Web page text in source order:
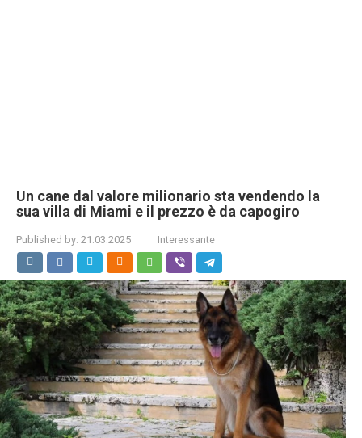
Un cane dal valore milionario sta vendendo la
sua villa di Miami e il prezzo è da capogiro
Published by: 21.03.2025 Interessante